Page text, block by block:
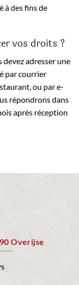
à des fins de
vos droits ?
devez adresser une
par courrier
ou par e-
répondrons dans
après réception
Overijse